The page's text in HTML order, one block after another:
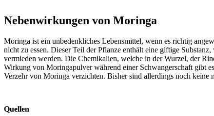
Nebenwirkungen von Moringa
Moringa ist ein unbedenkliches Lebensmittel, wenn es richtig
nicht zu essen. Dieser Teil der Pflanze enthält eine giftige
vermieden werden. Die Chemikalien, welche in der Wurzel, der
Wirkung von Moringapulver während einer Schwangerschaft gibt
Verzehr von Moringa verzichten. Bisher sind allerdings noch keine
Quellen